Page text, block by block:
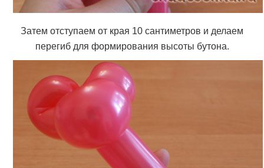
Затем отступаем от края 10 сантиметров и делаем
перегиб для формирования высоты бутона.